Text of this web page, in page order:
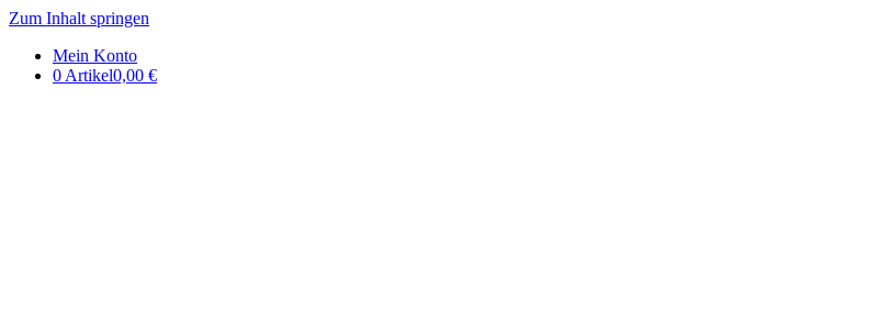
DE | Auerbachs Keller Onlineshop
Zum Inhalt springen
Mein Konto
0 Artikel0,00 €